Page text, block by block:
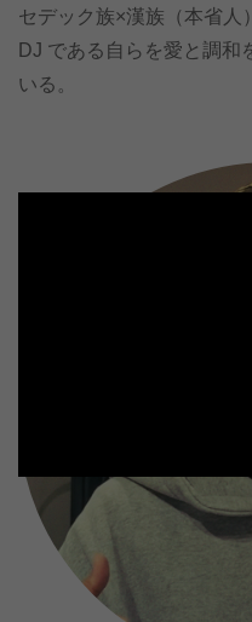
セデック族×漢族（本省人
DJ である自らを愛と調和
いる。